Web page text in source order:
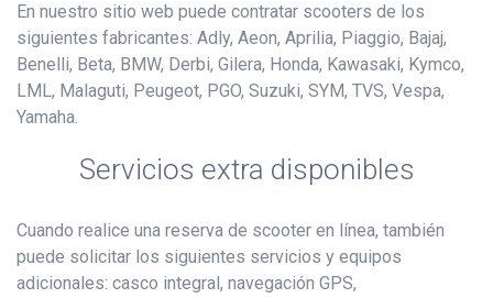
En nuestro sitio web puede contratar scooters de los
siguientes fabricantes: Adly, Aeon, Aprilia, Piaggio, Bajaj,
Benelli, Beta, BMW, Derbi, Gilera, Honda, Kawasaki, Kymco,
LML, Malaguti, Peugeot, PGO, Suzuki, SYM, TVS, Vespa,
Yamaha.
Servicios extra disponibles
Cuando realice una reserva de scooter en línea, también
puede solicitar los siguientes servicios y equipos
adicionales: casco integral, navegación GPS,